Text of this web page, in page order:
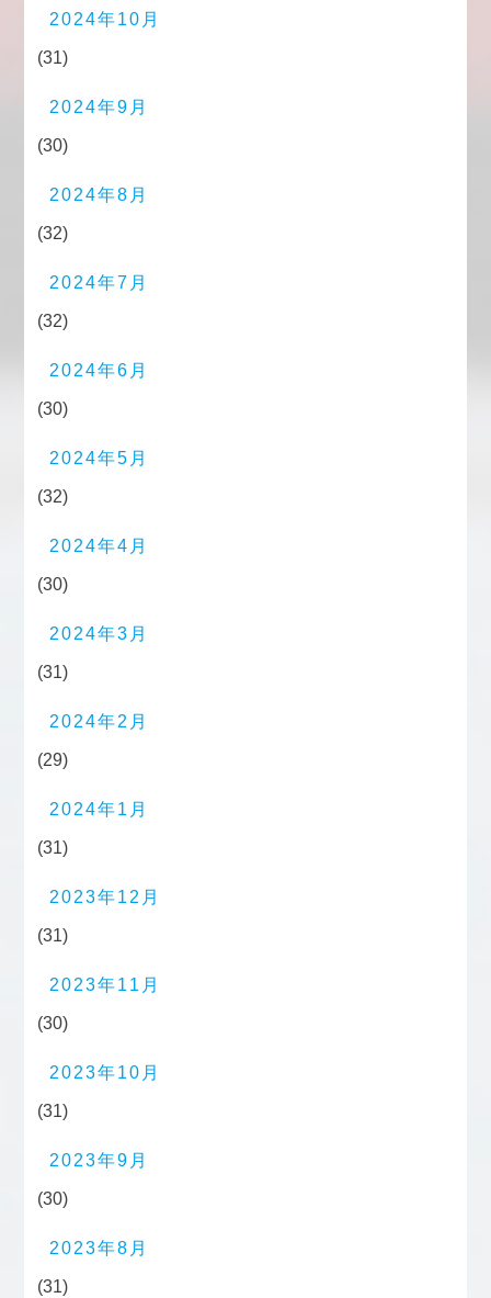
2024年10月
(31)
2024年9月
(30)
2024年8月
(32)
2024年7月
(32)
2024年6月
(30)
2024年5月
(32)
2024年4月
(30)
2024年3月
(31)
2024年2月
(29)
2024年1月
(31)
2023年12月
(31)
2023年11月
(30)
2023年10月
(31)
2023年9月
(30)
2023年8月
(31)